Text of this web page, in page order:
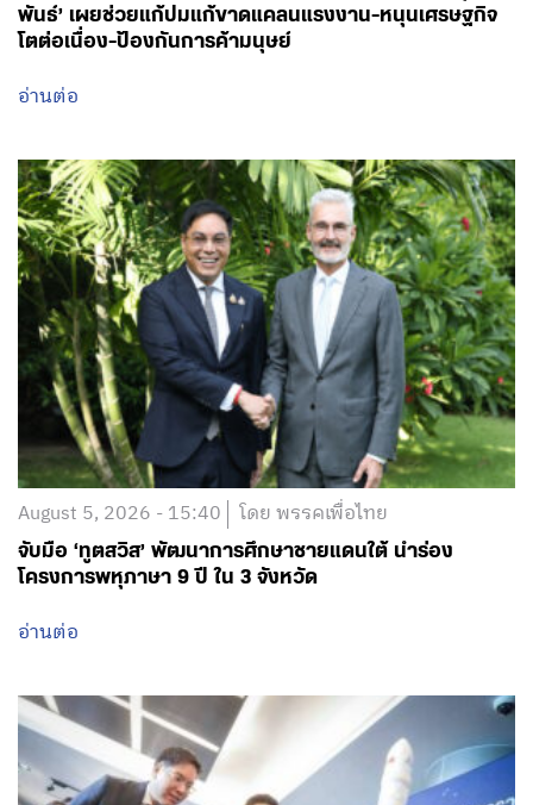
พันธ์’ เผยช่วยแก้ปมแก้ขาดแคลนแรงงาน-หนุนเศรษฐกิจ
โตต่อเนื่อง-ป้องกันการค้ามนุษย์
อ่านต่อ
August 5, 2026 - 15:40 โดย พรรคเพื่อไทย
จับมือ ‘ทูตสวิส’ พัฒนาการศึกษาชายแดนใต้ นำร่อง
โครงการพหุภาษา 9 ปี ใน 3 จังหวัด
อ่านต่อ